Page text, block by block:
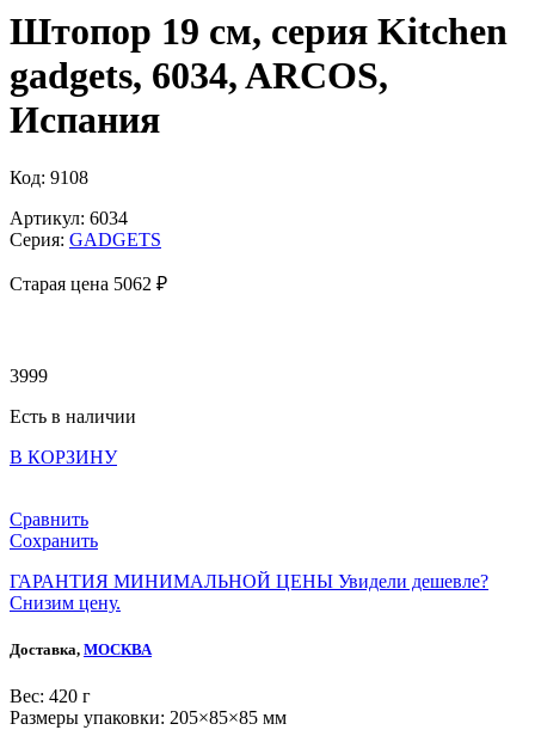
Штопор 19 cм, серия Kitchen
gadgets, 6034, ARCOS,
Испания
Код: 9108
Артикул: 6034
Серия: GADGETS
Старая цена 5062 ₽
3999
Есть в наличии
В КОРЗИНУ
Сравнить
Сохранить
ГАРАНТИЯ МИНИМАЛЬНОЙ ЦЕНЫ Увидели дешевле?
Снизим цену.
Доставка, МОСКВА
Веc: 420 г
Размеры упаковки: 205×85×85 мм